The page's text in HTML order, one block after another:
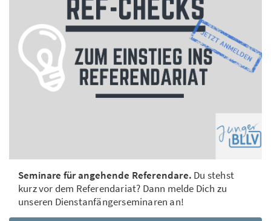
Seminare für angehende Referendare. Du stehst
kurz vor dem Referendariat? Dann melde Dich zu
unseren Dienstanfängerseminaren an!